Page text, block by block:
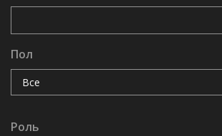
Пол
Роль